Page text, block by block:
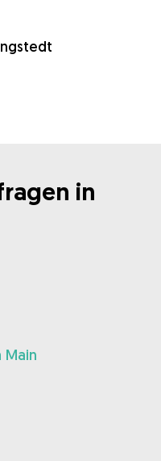
in
Main